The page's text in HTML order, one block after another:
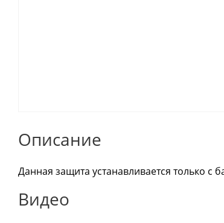
Описание
Данная защита устанавливается только
Видео